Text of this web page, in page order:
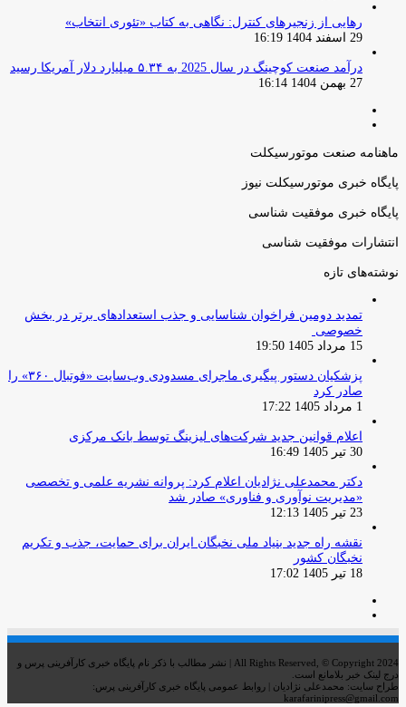
رهایی از زنجیرهای کنترل: نگاهی به کتاب «تئوری انتخاب»
29 اسفند 1404 16:19
درآمد صنعت کوچینگ در سال 2025 به ۵.۳۴ میلیارد دلار آمریکا رسید
27 بهمن 1404 16:14
ماهنامه صنعت موتورسیکلت
پایگاه خبری موتورسیکلت نیوز
پایگاه خبری موفقیت شناسی
انتشارات موفقیت شناسی
نوشته‌های تازه
تمدید دومین فراخوان شناسایی و جذب استعدادهای برتر در بخش
خصوصی
15 مرداد 1405 19:50
پزشکیان دستور پیگیری ماجرای مسدودی وب‌سایت «فوتبال ۳۶۰» را
صادر کرد
1 مرداد 1405 17:22
اعلام قوانین جدید شرکت‌های لیزینگ توسط بانک مرکزی
30 تیر 1405 16:49
دکتر محمدعلی نژادیان اعلام کرد: پروانه نشریه علمی و تخصصی
«مدیریت نوآوری و فناوری» صادر شد
23 تیر 1405 12:13
نقشه راه جدید بنیاد ملی نخبگان ایران برای حمایت، جذب و تکریم
نخبگان کشور
18 تیر 1405 17:02
All Rights Reserved, © Copyright 2024 | نشر مطالب با ذکر نام پایگاه خبری کارآفرینی پرس و
درج لینک خبر بلامانع است.
طراح سایت: محمدعلی نژادیان | روابط عمومی پایگاه خبری کارآفرینی پرس:
karafarinipress@gmail.com